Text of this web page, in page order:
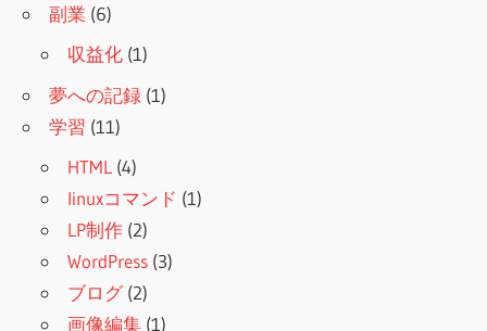
副業 (6)
収益化 (1)
夢への記録 (1)
学習 (11)
HTML (4)
linuxコマンド (1)
LP制作 (2)
WordPress (3)
ブログ(2)
画像編集 (1)